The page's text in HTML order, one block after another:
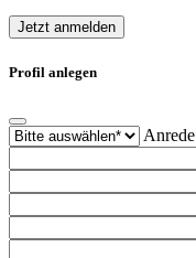
Jetzt anmelden
Profil anlegen
Anrede